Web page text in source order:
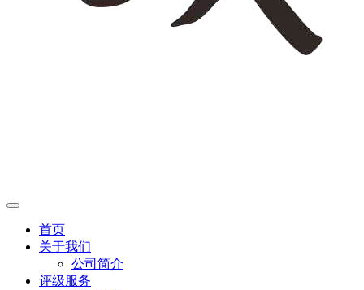
首页
关于我们
公司简介
评级服务